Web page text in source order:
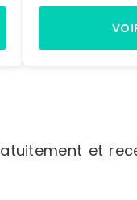
x L. 200 x P.
plastiques
- Dimensions H.
et